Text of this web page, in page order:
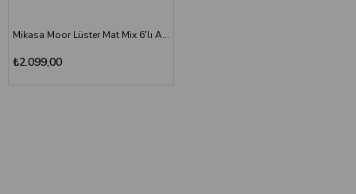
Mikasa Moor Lüster Mat Mix 6'lı Ayaklı Cam Bardak 170ml
₺2.099,00